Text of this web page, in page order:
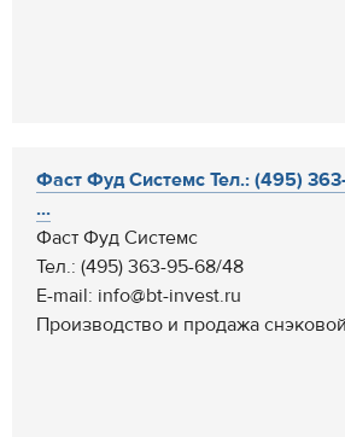
Фаст Фуд Системс Тел.: (495)
...
Фаст Фуд Системс
Тел.: (495) 363-95-68/48
E-mail: info@bt-invest.ru
Производство и продажа